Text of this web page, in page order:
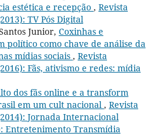
estética e recepção , Revista
TV Pós Digital
Junior, Coxinhas e
político como chave de análise da
mídias sociais , Revista
Fãs, ativismo e redes: mídia
dos fãs online e a transform
em um cult nacional , Revista
Jornada Internacional
Entretenimento Transmídia